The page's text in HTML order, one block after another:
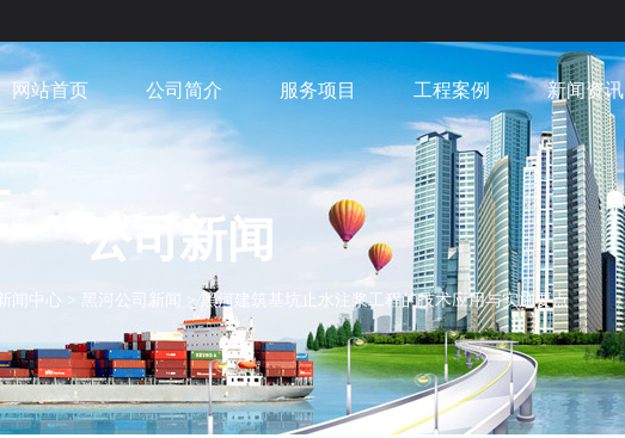
网站首页 公司简介 服务项目 工程案例 新闻资讯
公司新闻
闻中心 > 黑河公司新闻 > 黑河建筑基坑止水注浆工程的技术应用与实施要点